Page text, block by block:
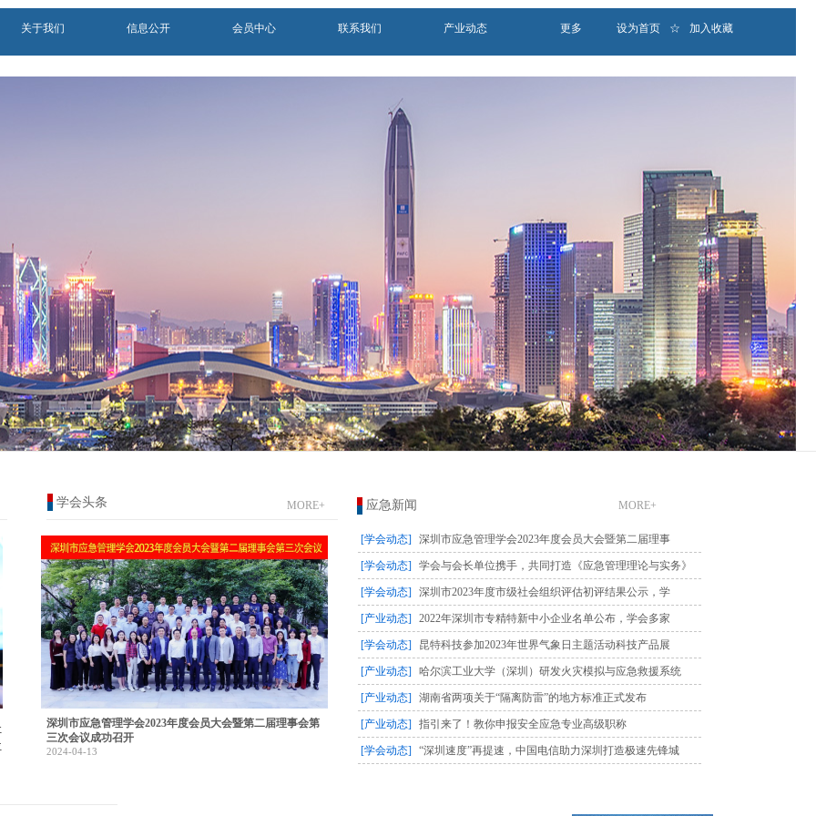
关于我们 信息公开 会员中心 联系我们 产业动态 更多 设为首页 ☆ 加入收藏
学会头条 MORE+ MORE+
应急新闻
[学会动态] 深圳市应急管理学会2023年度会员大会暨第二届理事
[学会动态] 学会与会长单位携手，共同打造《应急管理理论与实务》
[学会动态] 深圳市2023年度市级社会组织评估初评结果公示，学
[产业动态] 2022年深圳市专精特新中小企业名单公布，学会多家
[学会动态] 昆特科技参加2023年世界气象日主题活动科技产品展
[产业动态] 哈尔滨工业大学（深圳）研发火灾模拟与应急救援系统
[产业动态] 湖南省两项关于“隔离防雷”的地方标准正式发布
[产业动态] 指引来了！教你申报安全应急专业高级职称
[学会动态] “深圳速度”再提速，中国电信助力深圳打造极速先锋城
深圳市应急管理学会2023年度会员大会暨第二届理事会第
三次会议成功召开
2024-04-13